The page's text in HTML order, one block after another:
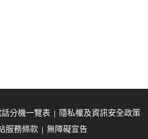
分機一覽表
隱私權及資訊安全政策
服務條款
無障礙宣告